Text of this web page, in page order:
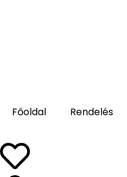
Főoldal Rendelés